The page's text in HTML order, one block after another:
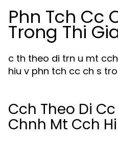
Phn Tch Cc
Trong Thi
c th theo di trn u mt
hiu v phn tch cc ch s
Cch Theo Di
Chnh Mt Cch